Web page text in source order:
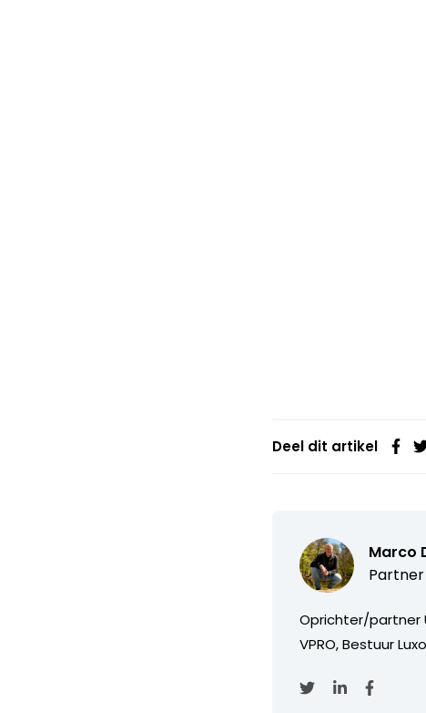
Deel dit artikel
Marco
Oprichter/partner
VPRO, Bestuur